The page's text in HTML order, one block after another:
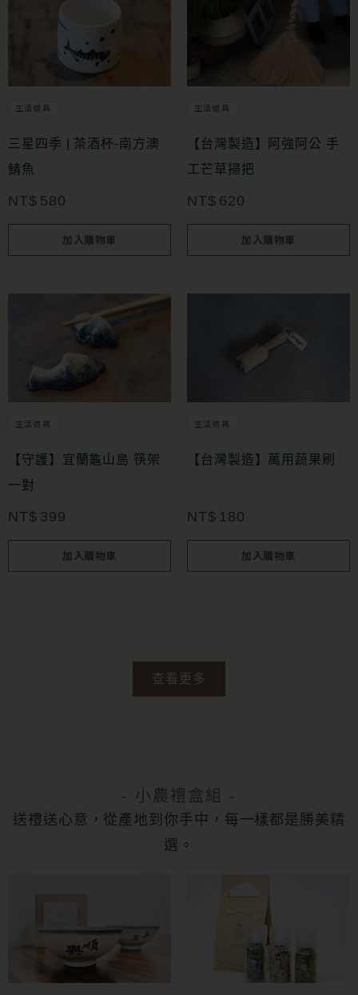
生活道具
三星四季 | 茶酒杯-南方澳
鯖魚
NT$ 580
加入購物車
生活道具
【台灣製造】阿強阿公 手
工芒草掃把
NT$ 620
加入購物車
生活道具
【守護】宜蘭龜山島 筷架
一對
NT$ 399
加入購物車
生活道具
【台灣製造】萬用蔬果刷
NT$ 180
加入購物車
查看更多
- 小農禮盒組 -
送禮送心意，從產地到你手中，每一樣都是勝美精
選。